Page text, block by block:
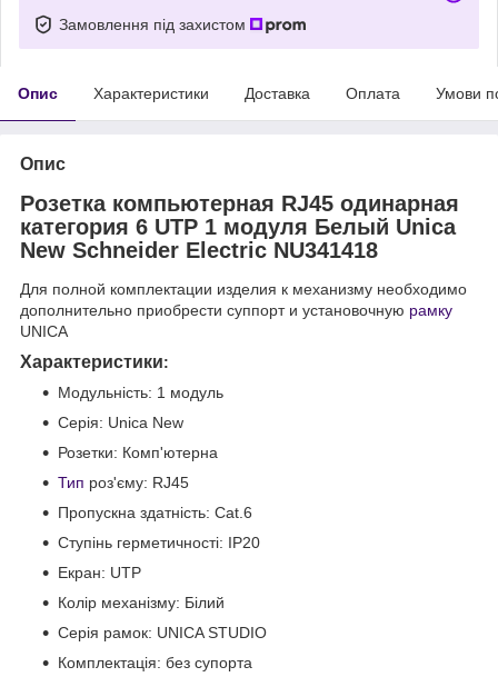
Замовлення під захистом
Опис Характеристики Доставка Оплата Умови
Опис
Розетка компьютерная RJ45 одинарная
категория 6 UTP 1 модуля Белый Unica
New Schneider Electric NU341418
Для полной комплектации изделия к механизму необходимо
дополнительно приобрести суппорт и установочную рамку
UNICA
Характеристики:
Модульність: 1 модуль
Серія: Unica New
Розетки: Комп'ютерна
Тип роз'єму: RJ45
Пропускна здатність: Cat.6
Ступінь герметичності: IP20
Екран: UTP
Колір механізму: Білий
Серія рамок: UNICA STUDIO
Комплектація: без супорта